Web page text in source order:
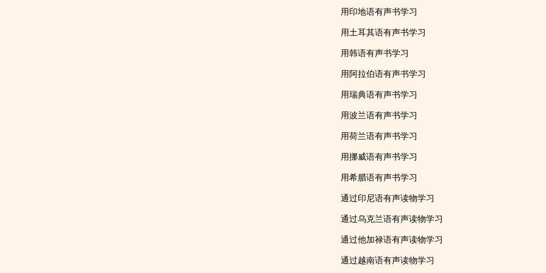
用印地语有声书学习
用土耳其语有声书学习
用韩语有声书学习
用阿拉伯语有声书学习
用瑞典语有声书学习
用波兰语有声书学习
用荷兰语有声书学习
用挪威语有声书学习
用希腊语有声书学习
通过印尼语有声读物学习
通过乌克兰语有声读物学习
通过他加禄语有声读物学习
通过越南语有声读物学习